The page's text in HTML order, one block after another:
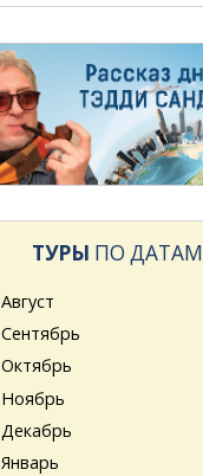
ТУРЫ ПО ДАТАМ
Август
Сентябрь
Октябрь
Ноябрь
Декабрь
Январь